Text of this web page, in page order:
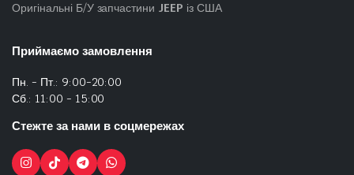
Оригінальні Б/У запчастини JEEP із США
Приймаємо замовлення
Пн. - Пт.: 9:00-20:00
Сб.: 11:00 - 15:00
Стежте за нами в соцмережах